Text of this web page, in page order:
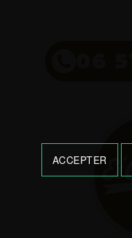
ACCEPTER